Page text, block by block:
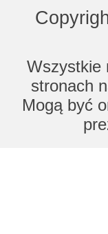
Wszystkie
stronach
Mogą być